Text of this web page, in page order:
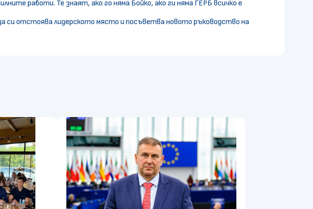
работи. Те знаят, ако го няма Бойко, ако ги няма ГЕРБ всичко е
си отстоява лидерското място и посъветва новото ръководство на